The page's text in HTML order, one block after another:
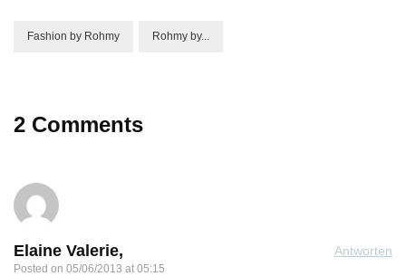
Fashion by Rohmy Rohmy by...
2 Comments
Elaine Valerie,
Posted on 05/06/2013 at 05:15
Antworten